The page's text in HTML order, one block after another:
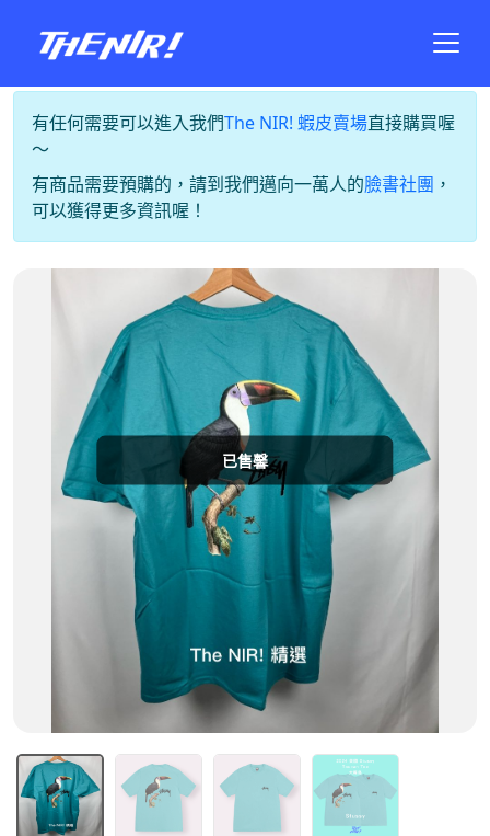
有任何需要可以進入我們The NIR! 蝦皮賣場直接購買喔
～
有商品需要預購的，請到我們邁向一萬人的臉書社團 ，
可以獲得更多資訊喔！
已售馨